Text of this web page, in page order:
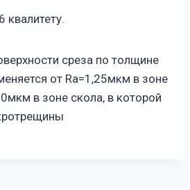
среза по толщине
от Ra=1,25мкм в зоне
в зоне скола, в которой